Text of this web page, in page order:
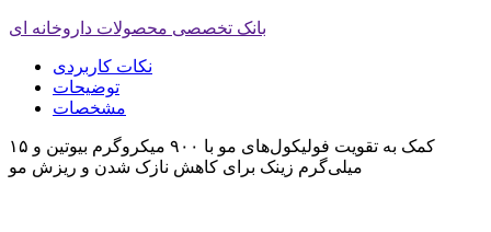
بانک تخصصی محصولات داروخانه ای
نکات کاربردی
توضیحات
مشخصات
کمک به تقویت فولیکول‌های مو با ۹۰۰ میکروگرم بیوتین و ۱۵
میلی‌گرم زینک برای کاهش نازک شدن و ریزش مو